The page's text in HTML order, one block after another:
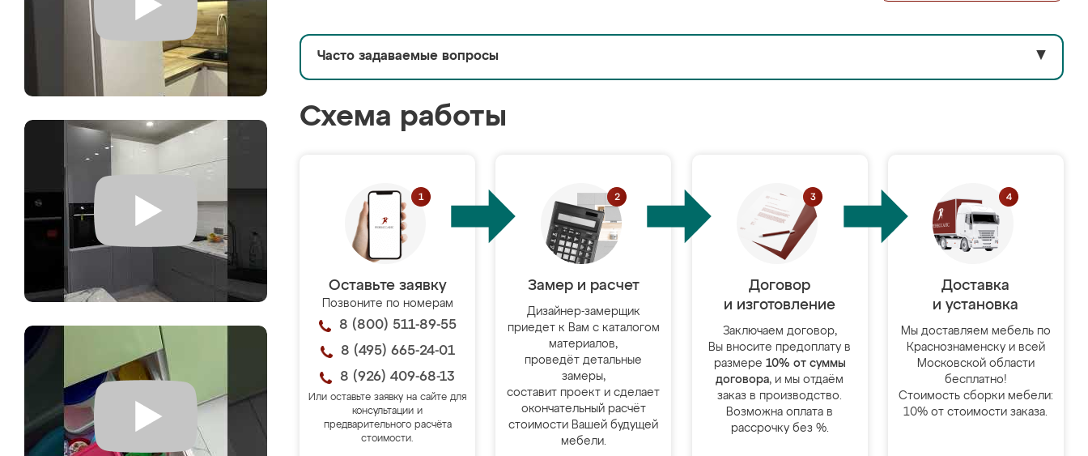
Часто задаваемые вопросы ▼
Схема работы
Оставьте заявку
Позвоните по номерам
8 (800) 511-89-55
8 (495) 665-24-01
8 (926) 409-68-13
Или оставьте заявку на сайте для
консультации и
предварительного расчёта
стоимости.
Замер и расчет
Дизайнер-замерщик
приедет к Вам с каталогом
материалов,
проведёт детальные
замеры,
составит проект и сделает
окончательный расчёт
стоимости Вашей будущей
мебели.
Договор
и изготовление
Заключаем договор,
Вы вносите предоплату в
размере 10% от суммы
договора, и мы отдаём
заказ в производство.
Возможна оплата в
рассрочку без %.
Доставка
и установка
Мы доставляем мебель по
Краснознаменску и всей
Московской области
бесплатно!
Стоимость сборки мебели:
10% от стоимости заказа.